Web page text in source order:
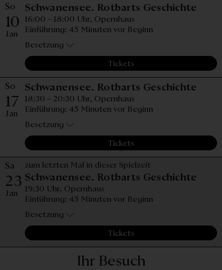
So
10
Jan
Schwanensee. Rotbarts Geschichte
16:00 – 18:00 Uhr, Opernhaus
Einführung: 45 Minuten vor Beginn
Besetzung
Tickets
So
17
Jan
Schwanensee. Rotbarts Geschichte
18:30 – 20:30 Uhr, Opernhaus
Einführung: 45 Minuten vor Beginn
Besetzung
Tickets
Sa
23
Jan
zum letzten Mal in dieser Spielzeit
Schwanensee. Rotbarts Geschichte
19:30 Uhr, Opernhaus
Einführung: 45 Minuten vor Beginn
Besetzung
Tickets
Ihr Besuch